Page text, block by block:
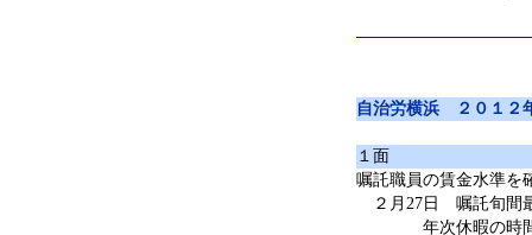
自治労横浜 ２０１２
１面
嘱託職員の賃金水準を
２月27日 嘱託旬間
年次休暇の時間